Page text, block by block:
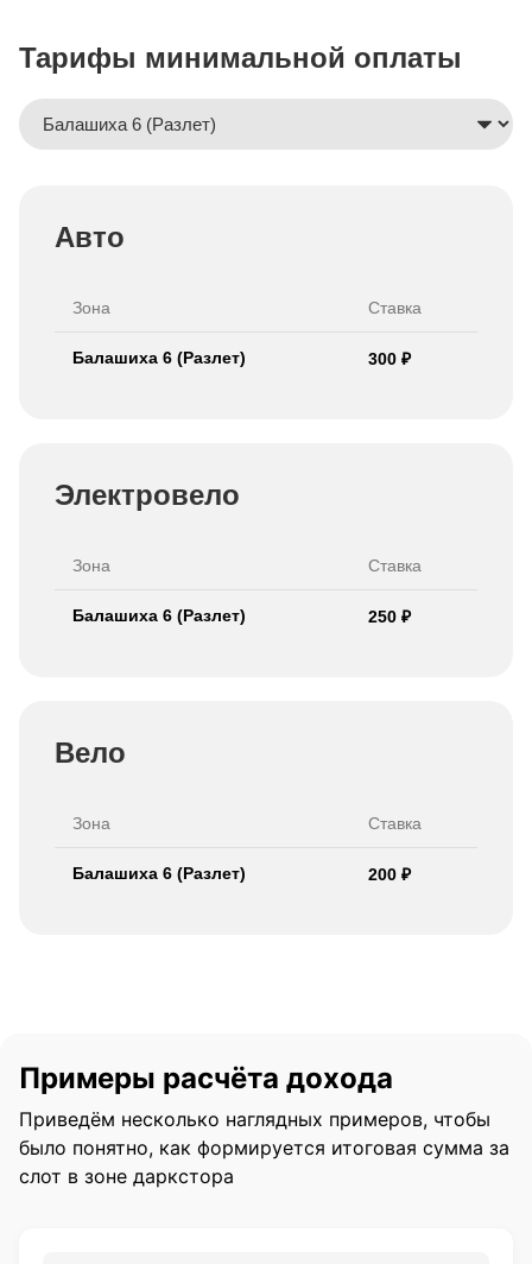
Тарифы минимальной оплаты
Авто
Зона Ставка
Балашиха 6 (Разлет) 300 ₽
Электровело
Зона Ставка
Балашиха 6 (Разлет) 250 ₽
Вело
Зона Ставка
Балашиха 6 (Разлет) 200 ₽
Примеры расчёта дохода
Приведём несколько наглядных примеров, чтобы
было понятно, как формируется итоговая сумма за
слот в зоне даркстора
Стать курьером
к команде